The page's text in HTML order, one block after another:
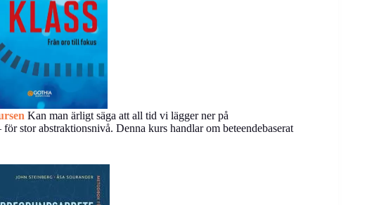
Kan man ärligt säga att all tid vi lägger ner på
stor abstraktionsnivå. Denna kurs handlar om beteendebaserat